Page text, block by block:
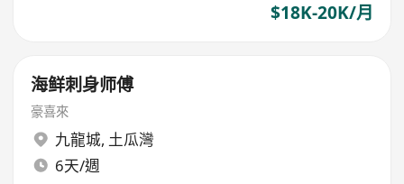
$18K-20K/月
海鲜刺身师傅
豪喜來
九龍城, 土瓜灣
6天/週